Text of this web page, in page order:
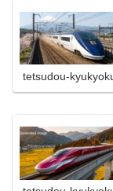
tetsudou-